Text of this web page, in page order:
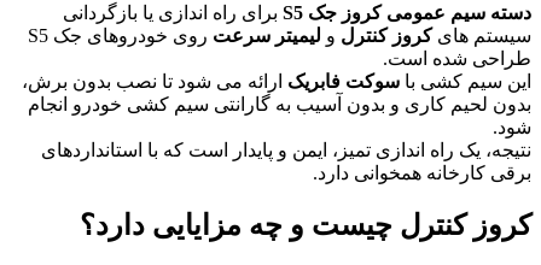
دسته سیم عمومی کروز جک S5
برای راه اندازی یا بازگردانی
سیستم هایکروز کنترل و لیمیتر سرعت
روی خودروهای جک S5
طراحی شده است.
این سیم کشی با سوکت فابریک ارائه می شود تا نصب بدون برش،
بدون لحیم کاری و بدون آسیب به گارانتی سیم کشی خودرو انجام
شود.
نتیجه، یک راه اندازی تمیز، ایمن و پایدار است که با استانداردهای
برقی کارخانه همخوانی دارد.
کروز کنترل چیست و چه مزایایی دارد؟